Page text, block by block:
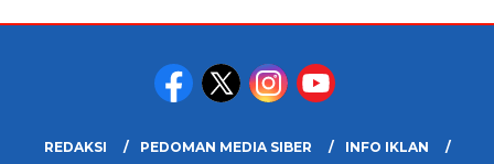
REDAKSI PEDOMAN MEDIA SIBER
INFO IKLAN